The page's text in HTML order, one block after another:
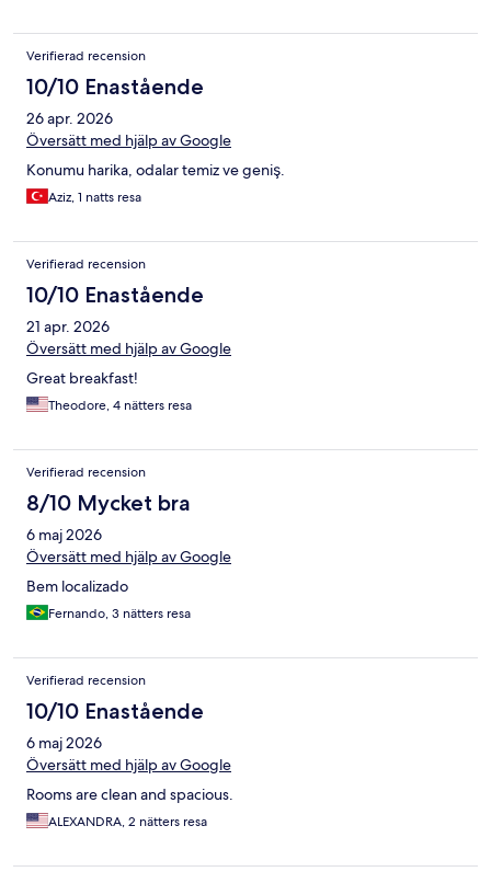
Verifierad recension
10/10 Enastående
26 apr. 2026
Översätt med hjälp av Google
Konumu harika, odalar temiz ve geniş.
Aziz, 1 natts resa
Verifierad recension
10/10 Enastående
21 apr. 2026
Översätt med hjälp av Google
Great breakfast!
Theodore, 4 nätters resa
Verifierad recension
8/10 Mycket bra
6 maj 2026
Översätt med hjälp av Google
Bem localizado
Fernando, 3 nätters resa
Verifierad recension
10/10 Enastående
6 maj 2026
Översätt med hjälp av Google
Rooms are clean and spacious.
ALEXANDRA, 2 nätters resa